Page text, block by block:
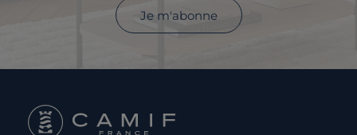
Je m'abonne